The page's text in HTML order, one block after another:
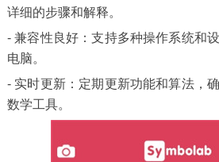
详细的步骤和解释。
- 兼容性良好：支持多种操作系统和
电脑。
- 实时更新：定期更新功能和算法，
数学工具。